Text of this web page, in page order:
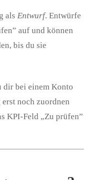
als Entwurf. Entwürfe
auf und können
bis du sie
dir bei einem Konto
noch zuordnen
KPI-Feld „Zu prüfen”